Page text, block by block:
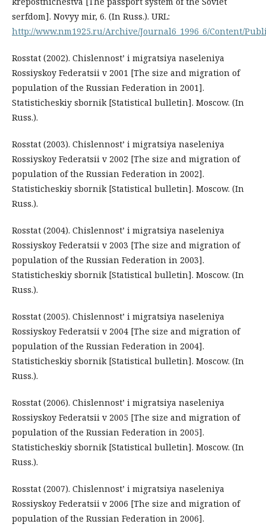
serfdom]. Novyy mir, 6. (In Russ.). URL:
http://www.nm1925.ru/Archive/Journal6_1996_6/Content/
Rosstat (2002). Chislennost’ i migratsiya naseleniya
Rossiyskoy Federatsii v 2001 [The size and migration of
population of the Russian Federation in 2001].
Statisticheskiy sbornik [Statistical bulletin]. Moscow. (In
Russ.).
Rosstat (2003). Chislennost’ i migratsiya naseleniya
Rossiyskoy Federatsii v 2002 [The size and migration of
population of the Russian Federation in 2002].
Statisticheskiy sbornik [Statistical bulletin]. Moscow. (In
Russ.).
Rosstat (2004). Chislennost’ i migratsiya naseleniya
Rossiyskoy Federatsii v 2003 [The size and migration of
population of the Russian Federation in 2003].
Statisticheskiy sbornik [Statistical bulletin]. Moscow. (In
Russ.).
Rosstat (2005). Chislennost’ i migratsiya naseleniya
Rossiyskoy Federatsii v 2004 [The size and migration of
population of the Russian Federation in 2004].
Statisticheskiy sbornik [Statistical bulletin]. Moscow. (In
Russ.).
Rosstat (2006). Chislennost’ i migratsiya naseleniya
Rossiyskoy Federatsii v 2005 [The size and migration of
population of the Russian Federation in 2005].
Statisticheskiy sbornik [Statistical bulletin]. Moscow. (In
Russ.).
Rosstat (2007). Chislennost’ i migratsiya naseleniya
Rossiyskoy Federatsii v 2006 [The size and migration of
population of the Russian Federation in 2006].